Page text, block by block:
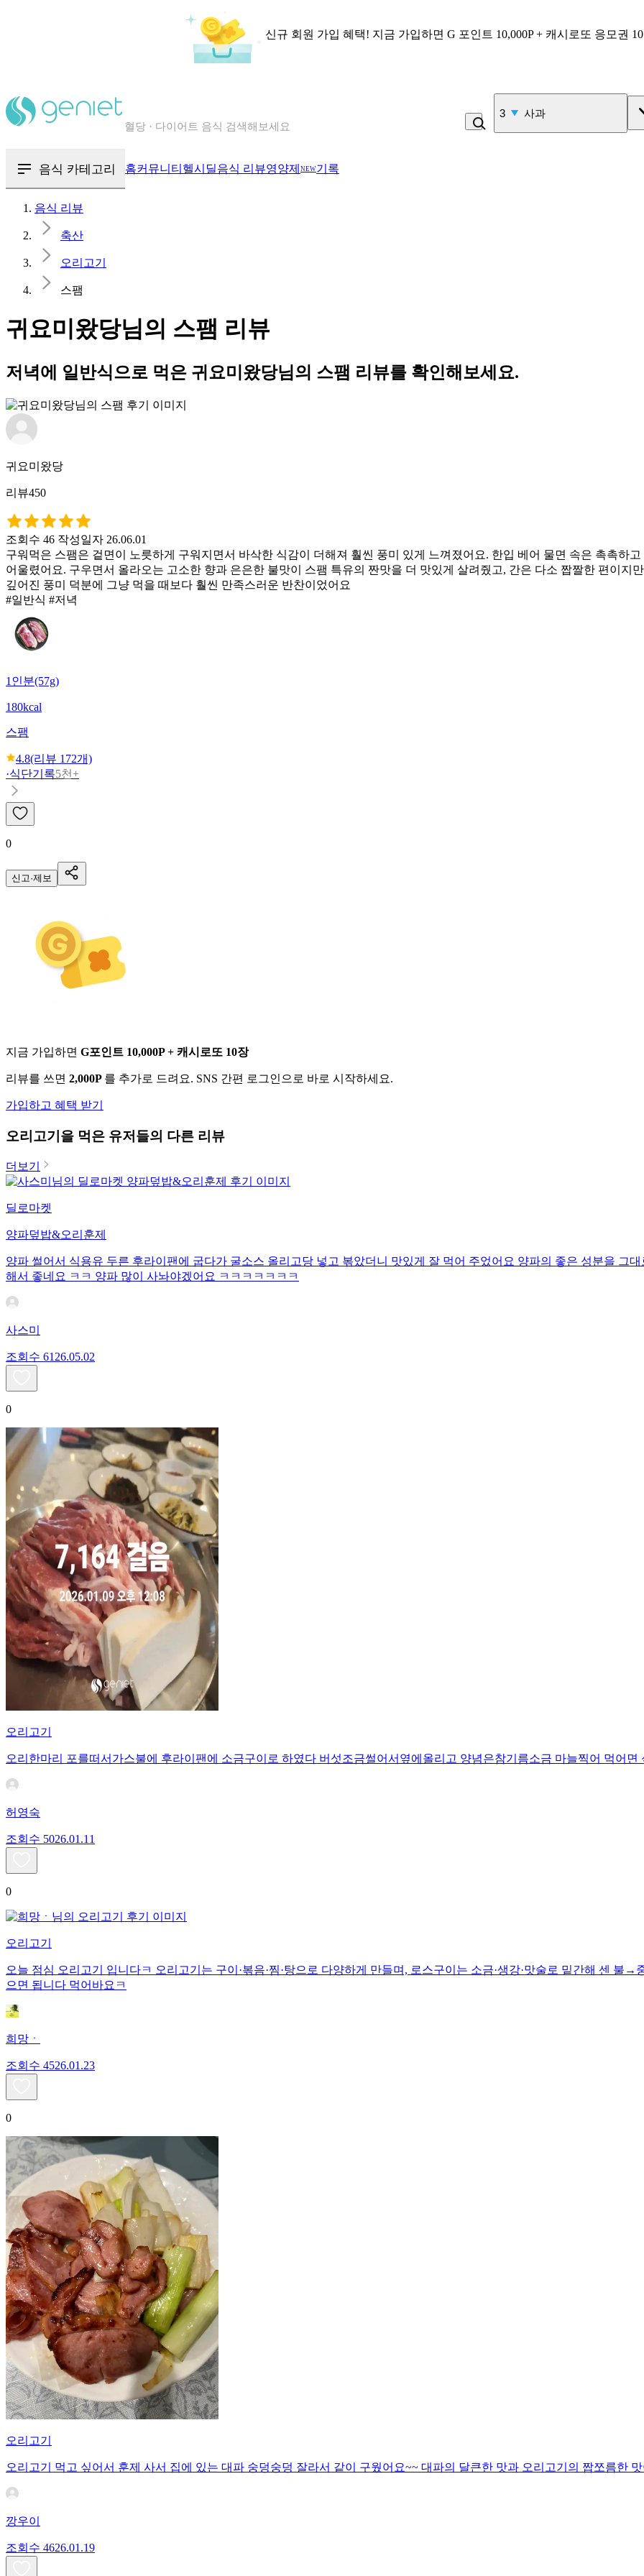
신규 회원 가입 혜택! 지금 가입하면 G 포인트 10,000P + 캐시로또 응모권
음식 · 영양제 리뷰를 찾아보세요
4 비_플레인 쿽
음식 카테고리 홈커뮤니티 헬시딜음식 리뷰영양제 NEW기록
음식 리뷰
축산
오리고기
스팸
귀요미왔당님의 스팸 리뷰
저녁에 일반식으로 먹은 귀요미왔당님의 스팸 리뷰를 확인해보세요.
귀요미왔당
리뷰450
조회수 46 작성일자 26.06.01
구워먹은 스팸은 겉면이 노릇하게 구워지면서 바삭한 식감이 더해져 훨씬 풍미 있게 느껴졌어요. 한입 베어 물면 속은 촉촉하
어울렸어요. 구우면서 올라오는 고소한 향과 은은한 불맛이 스팸 특유의 짠맛을 더 맛있게 살려줬고, 간은 다소 짭짤한 편이지
깊어진 풍미 덕분에 그냥 먹을 때보다 훨씬 만족스러운 반찬이었어요
#일반식 #저녁
1인분(57g)
180kcal
스팸
4.8(리뷰 172개)
·식단기록5천+
0
신고·제보
지금 가입하면 G포인트 10,000P + 캐시로또 10장
리뷰를 쓰면 2,000P 를 추가로 드려요. SNS 간편 로그인으로 바로 시작하세요.
가입하고 혜택 받기
오리고기 을 먹은 유저들의 다른 리뷰
더보기
딜로마켓
양파덮밥&오리훈제
양파 썰어서 식용유 두른 후라이팬에 굽다가 굴소스 올리고당 넣고 볶았더니 맛있게 잘 먹어 주었어요 양파의 좋은 성분을 그
해서 좋네요 ㅋㅋ 양파 많이 사놔야겠어요 ㅋㅋㅋㅋㅋㅋㅋ
사스미
조회수 61 26.05.02
0
오리고기
오리한마리 포를떠서가스불에 후라이팬에 소금구이로 하였다 버섯조금썰어서옆에올리고 양념은참기름소금 마늘찍어 먹어면
허영숙
조회수 5026.01.11
0
오리고기
오늘 점심 오리고기 입니다ㅋ 오리고기는 구이·볶음·찜·탕으로 다양하게 만들며, 로스구이는 소금·생강·맛술로 밑간해 센 불→
으면 됩니다 먹어바요ㅋ
희망ㆍ
조회수 4526.01.23
0
오리고기
오리고기 먹고 싶어서 훈제 사서 집에 있는 대파 숭덩숭덩 잘라서 같이 구웠어요~~ 대파의 달큰한 맛과 오리고기의 짭쪼름한
깡우이
조회수 4626.01.19